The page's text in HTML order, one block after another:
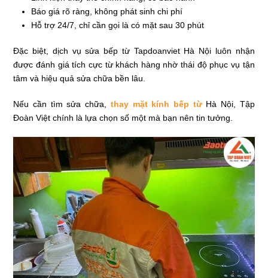
Báo giá rõ ràng, không phát sinh chi phí
Hỗ trợ 24/7, chỉ cần gọi là có mặt sau 30 phút
Đặc biệt, dịch vụ sửa bếp từ Tapdoanviet Hà Nội luôn nhận
được đánh giá tích cực từ khách hàng nhờ thái độ phục vụ tận
tâm và hiệu quả sửa chữa bền lâu.
Nếu cần tìm sửa chữa, thay mặt kính bếp từHà Nội, Tập
Đoàn Việt chính là lựa chọn số một mà bạn nên tin tưởng.